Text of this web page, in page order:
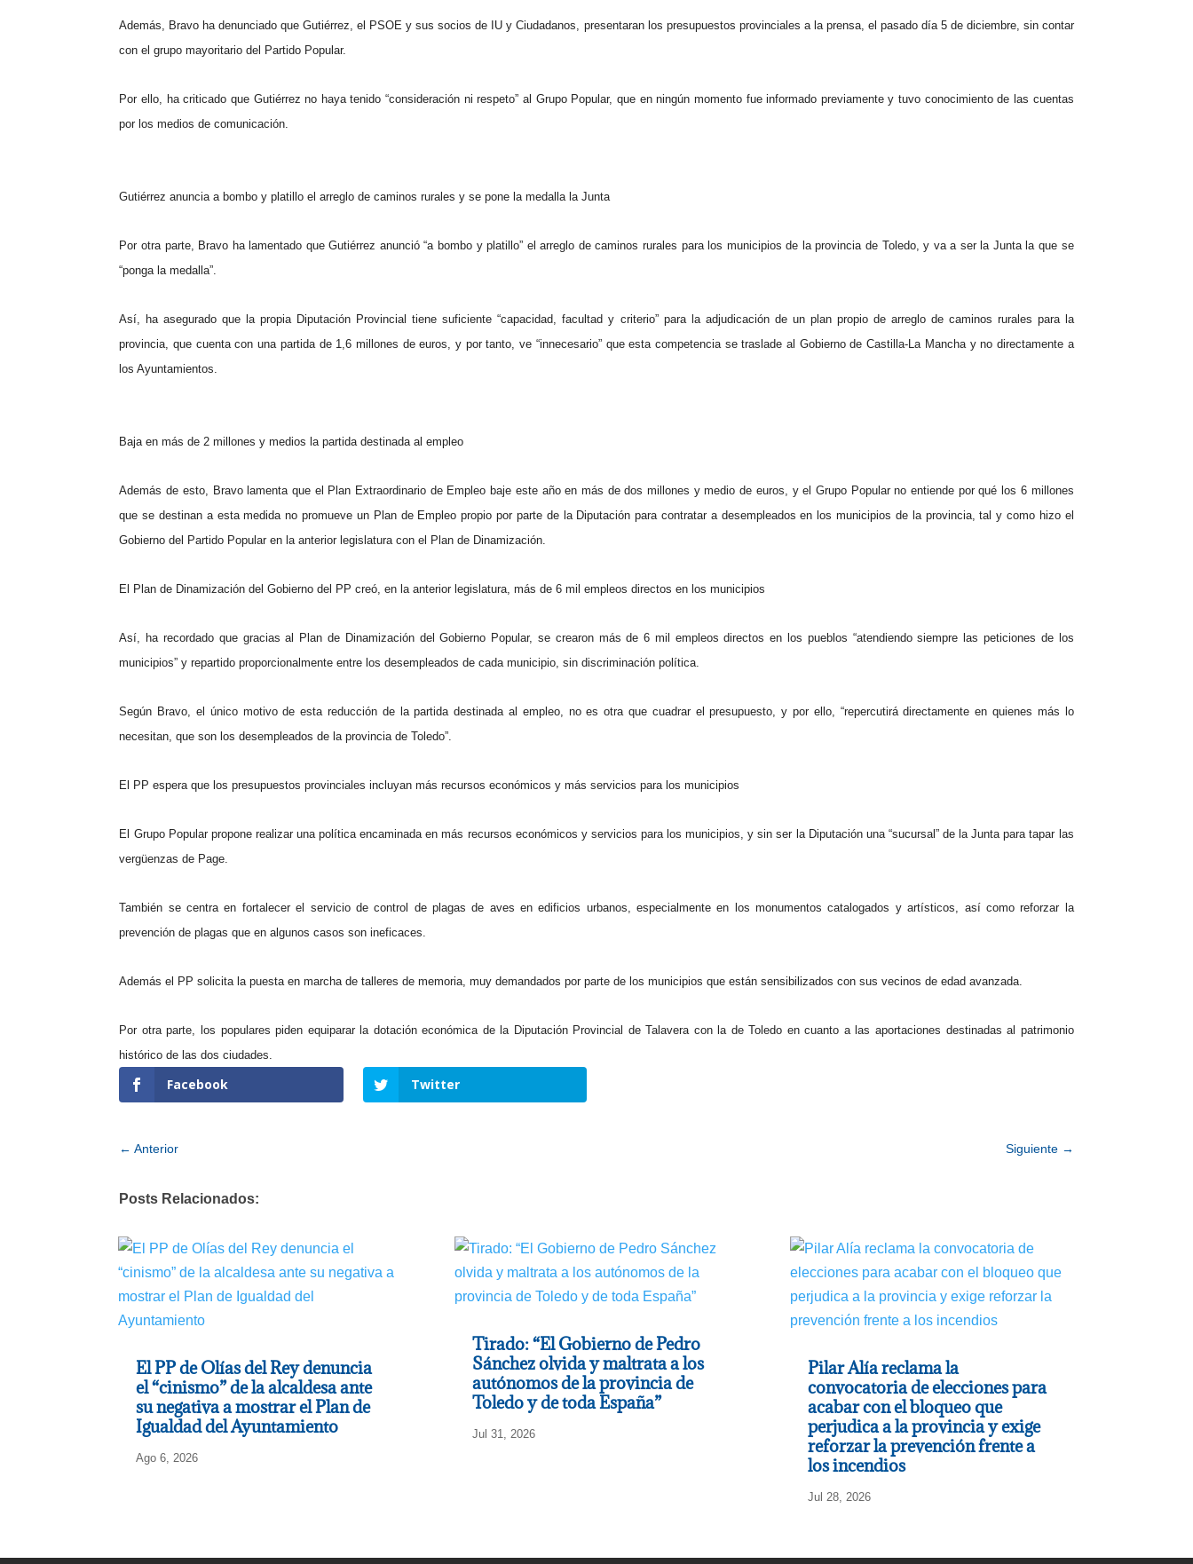
Además, Bravo ha denunciado que Gutiérrez, el PSOE y sus socios de IU y Ciudadanos, presentaran los presupuestos provinciales a la prensa, el pasado día 5 de diciembre, sin contar
con el grupo mayoritario del Partido Popular.
Por ello, ha criticado que Gutiérrez no haya tenido “consideración ni respeto” al Grupo Popular, que en ningún momento fue informado previamente y tuvo conocimiento de las cuentas
por los medios de comunicación.
Gutiérrez anuncia a bombo y platillo el arreglo de caminos rurales y se pone la medalla la Junta
Por otra parte, Bravo ha lamentado que Gutiérrez anunció “a bombo y platillo” el arreglo de caminos rurales para los municipios de la provincia de Toledo, y va a ser la Junta la que se
“ponga la medalla”.
Así, ha asegurado que la propia Diputación Provincial tiene suficiente “capacidad, facultad y criterio” para la adjudicación de un plan propio de arreglo de caminos rurales para la
provincia, que cuenta con una partida de 1,6 millones de euros, y por tanto, ve “innecesario” que esta competencia se traslade al Gobierno de Castilla-La Mancha y no directamente a
los Ayuntamientos.
Baja en más de 2 millones y medios la partida destinada al empleo
Además de esto, Bravo lamenta que el Plan Extraordinario de Empleo baje este año en más de dos millones y medio de euros, y el Grupo Popular no entiende por qué los 6 millones
que se destinan a esta medida no promueve un Plan de Empleo propio por parte de la Diputación para contratar a desempleados en los municipios de la provincia, tal y como hizo el
Gobierno del Partido Popular en la anterior legislatura con el Plan de Dinamización.
El Plan de Dinamización del Gobierno del PP creó, en la anterior legislatura, más de 6 mil empleos directos en los municipios
Así, ha recordado que gracias al Plan de Dinamización del Gobierno Popular, se crearon más de 6 mil empleos directos en los pueblos “atendiendo siempre las peticiones de los
municipios” y repartido proporcionalmente entre los desempleados de cada municipio, sin discriminación política.
Según Bravo, el único motivo de esta reducción de la partida destinada al empleo, no es otra que cuadrar el presupuesto, y por ello, “repercutirá directamente en quienes más lo
necesitan, que son los desempleados de la provincia de Toledo”.
El PP espera que los presupuestos provinciales incluyan más recursos económicos y más servicios para los municipios
El Grupo Popular propone realizar una política encaminada en más recursos económicos y servicios para los municipios, y sin ser la Diputaciónuna “sucursal” de la Junta para tapar las
vergüenzas de Page.
También se centra en fortalecer el servicio de control de plagas de aves en edificios urbanos, especialmente en los monumentos catalogados y artísticos, así como reforzar la
prevención de plagas que en algunos casos son ineficaces.
Además el PP solicita la puesta en marcha de talleres de memoria, muy demandados por parte de los municipios que están sensibilizados con sus vecinos de edad avanzada.
Por otra parte, los populares piden equiparar la dotación económica de la DiputaciónProvincial de Talavera con la de Toledo en cuanto a las aportaciones destinadas al patrimonio
histórico de las dos ciudades.
Facebook Twitter
←Anterior Siguiente→
Posts Relacionados:
El PP de Olías del Rey denuncia
el “cinismo” de la alcaldesa ante
su negativa a mostrar el Plan de
Igualdad del Ayuntamiento
Ago 6, 2026
Tirado: “El Gobierno de Pedro
Sánchez olvida y maltrata a los
autónomos de la provincia de
Toledo y de toda España”
Jul 31, 2026
Pilar Alía reclama la
convocatoria de elecciones para
acabar con el bloqueo que
perjudica a la provincia y exige
reforzar la prevención frente a
los incendios
Jul 28, 2026